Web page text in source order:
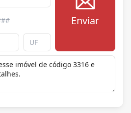
Enviar